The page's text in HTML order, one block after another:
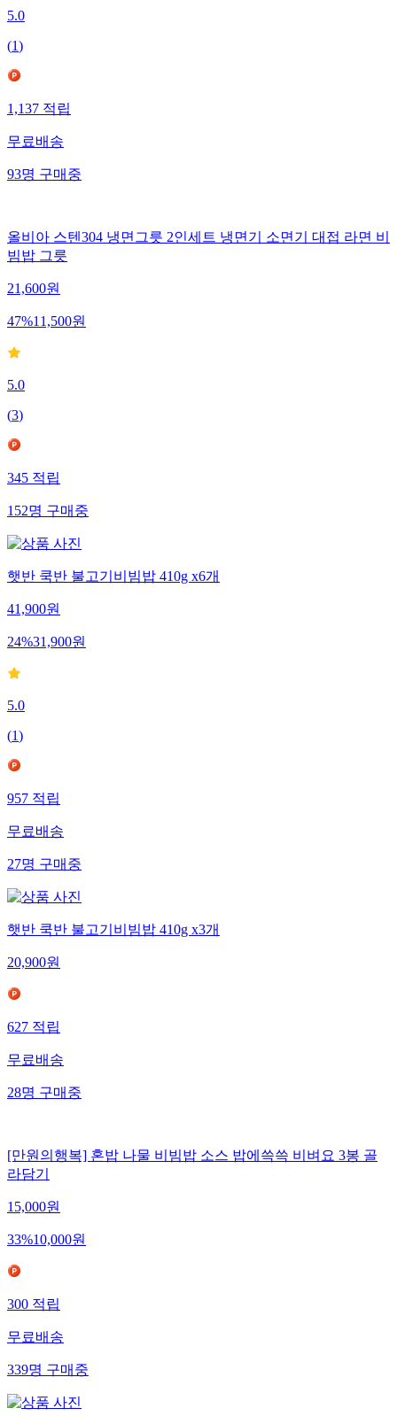
5.0
(1)
1,137적립
무료배송
93명구매중
올비아 스텐304 냉면그릇 2인세트 냉면기 소면기 대접 라면 비
빔밥 그릇
21,600원
47%11,500원
5.0
(3)
345적립
152명구매중
햇반 쿡반 불고기비빔밥 410g x6개
41,900원
24%31,900원
5.0
(1)
957적립
무료배송
27명구매중
햇반 쿡반 불고기비빔밥 410g x3개
20,900원
627적립
무료배송
28명구매중
[만원의행복] 혼밥 나물 비빔밥 소스 밥에쓱쓱 비벼요 3봉 골
라담기
15,000원
33%10,000원
300적립
무료배송
339명구매중